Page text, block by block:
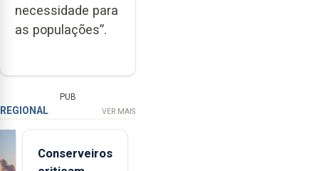
necessidade para
as populações”.
PUB
REGIONAL VER MAIS
Conserveiros